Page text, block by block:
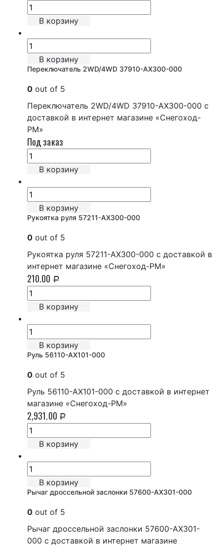
В корзину
В корзину
Переключатель 2WD/4WD 37910-AX300-000
0 out of 5
Переключатель 2WD/4WD 37910-AX300-000 с
доставкой в интернет магазине «Снегоход-
РМ»
Под заказ
В корзину
В корзину
Рукоятка руля 57211-AX300-000
0 out of 5
Рукоятка руля 57211-AX300-000 с доставкой в
интернет магазине «Снегоход-РМ»
210.00 Р
В корзину
В корзину
Руль 56110-AX101-000
0 out of 5
Руль 56110-AX101-000 с доставкой в интернет
магазине «Снегоход-РМ»
2,931.00 Р
В корзину
В корзину
Рычаг дроссельной заслонки 57600-AX301-000
0 out of 5
Рычаг дроссельной заслонки 57600-AX301-
000 с доставкой в интернет магазине